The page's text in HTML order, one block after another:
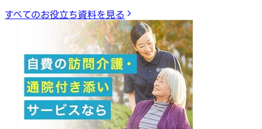
すべてのお役立ち資料を見る